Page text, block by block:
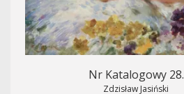
Nr Katalogowy 28.
Zdzisław Jasiński